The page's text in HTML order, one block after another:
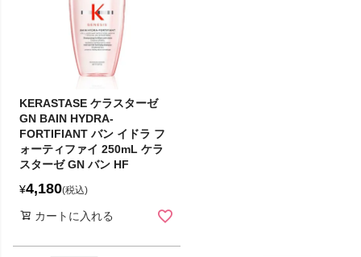
KERASTASE ケラスターゼ
GN BAIN HYDRA-
FORTIFIANT バン イドラ フ
ォーティファイ 250mL ケラ
スターゼ GN バン HF
¥4,180 税込
カートに入れる